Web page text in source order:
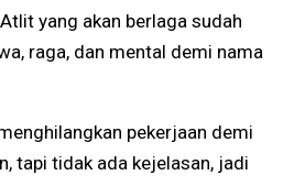
yang akan berlaga sudah
raga, dan mental demi nama
pekerjaan demi
tapi tidak ada kejelasan, jadi